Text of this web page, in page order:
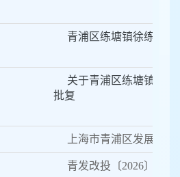
青浦区练塘镇徐练村
关于青浦区练塘镇徐
批复
上海市青浦区发展和
青发改投〔2026〕39号